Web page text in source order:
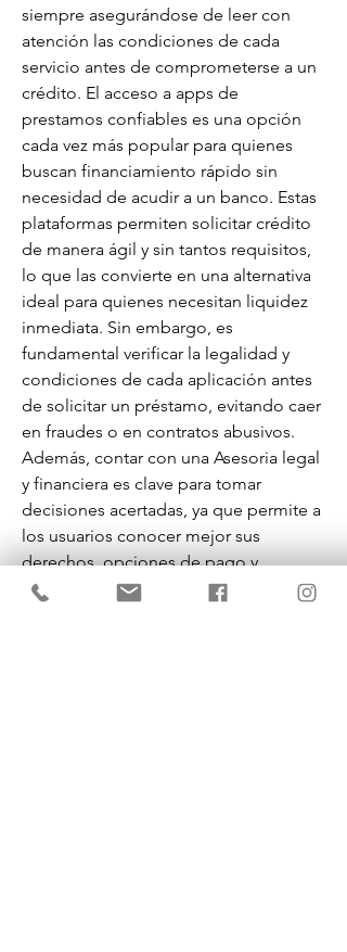
siempre asegurándose de leer con
atención las condiciones de cada
servicio antes de comprometerse a un
crédito. El acceso a apps de
prestamos confiables es una opción
cada vez más popular para quienes
buscan financiamiento rápido sin
necesidad de acudir a un banco. Estas
plataformas permiten solicitar crédito
de manera ágil y sin tantos requisitos,
lo que las convierte en una alternativa
ideal para quienes necesitan liquidez
inmediata. Sin embargo, es
fundamental verificar la legalidad y
condiciones de cada aplicación antes
de solicitar un préstamo, evitando caer
en fraudes o en contratos abusivos.
Además, contar con una Asesoria legal
y financiera es clave para tomar
decisiones acertadas, ya que permite a
los usuarios conocer mejor sus
derechos, opciones de pago y
estrategias para mejorar su situación